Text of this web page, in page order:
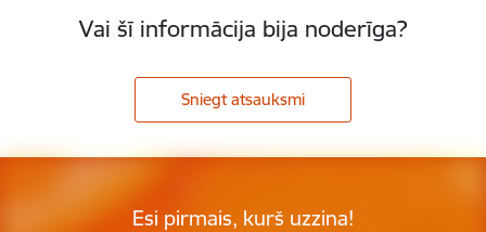
Vai šī informācija bija noderīga?
Sniegt atsauksmi
Esi pirmais, kurš uzzina!